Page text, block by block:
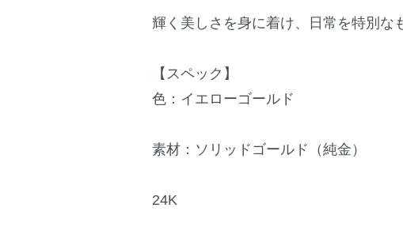
輝く美しさを身に着け、日常を特別な
【スペック】
色：イエローゴールド
素材：ソリッドゴールド（純金）
24K